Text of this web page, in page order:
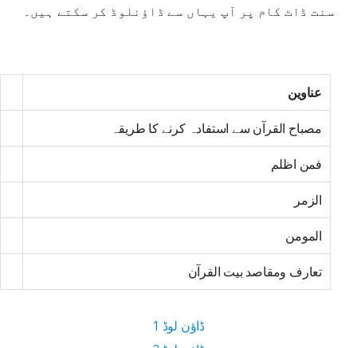
سنت ڈاٹ کام پر آپ یہاں سے ڈاؤنلوڈ کر سکتے ہیں۔
عناوین
مصباح القرآن سے استفادہ کرنے کا طریقہ
فمن اظلم
الزمر
المومن
تعارف ومقاصد بیت القرآن
ڈاؤن لوڈ 1